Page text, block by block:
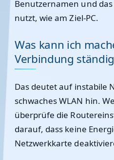
Benutzernamen und
nutzt, wie am Ziel-PC.
Was kann ich
Verbindung
Das deutet auf instabile
schwaches WLAN hin.
überprüfe die
darauf, dass keine
Netzwerkkarte